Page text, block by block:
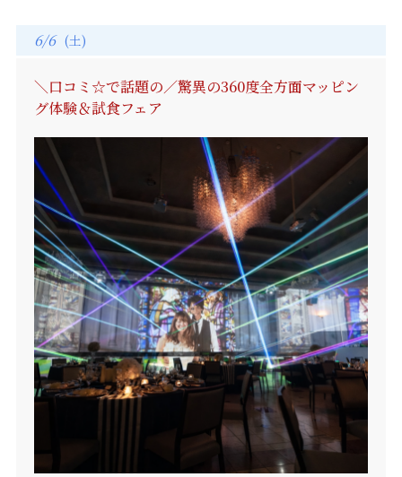
6/6 (土)
＼口コミ☆で話題の／驚異の360度全方面マッピン
グ体験＆試食フェア